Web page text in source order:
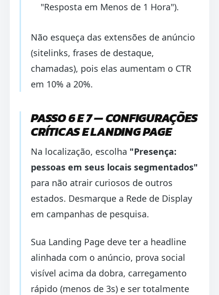
"Resposta em Menos de 1 Hora").
Não esqueça das extensões de anúncio
(sitelinks, frases de destaque,
chamadas), pois elas aumentam o CTR
em 10% a 20%.
PASSO 6 E 7 — CONFIGURAÇÕES
CRÍTICAS E LANDING PAGE
Na localização, escolha "Presença:
pessoas em seus locais segmentados"
para não atrair curiosos de outros
estados. Desmarque a Rede de Display
em campanhas de pesquisa.
Sua Landing Page deve ter a headline
alinhada com o anúncio, prova social
visível acima da dobra, carregamento
rápido (menos de 3s) e ser totalmente